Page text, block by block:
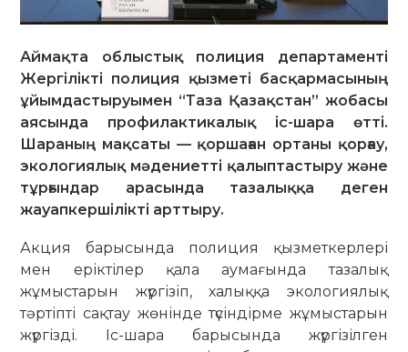
Аймақта облыстық полиция департаменті
Жергілікті полиция қызметі басқармасының
ұйымдастыруымен “Таза Қазақстан” жобасы
аясында профилактикалық іс-шара өтті.
Шараның мақсаты — қоршаған ортаны қорғау,
экологиялық мәдениетті қалыптастыру және
тұрғындар арасында тазалыққа деген
жауапкершілікті арттыру.
Акция барысында полиция қызметкерлері
мен еріктілер қала аумағында тазалық
жұмыстарын жүргізіп, халыққа экологиялық
тәртіпті сақтау жөнінде түсіндірме жұмыстарын
жүргізді. Іс-шара барысында жүргізілген